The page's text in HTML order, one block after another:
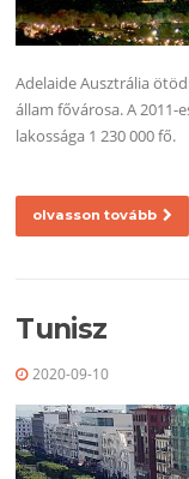
Adelaide Ausztrália
állam fővárosa. A 2011-
lakossága 1 230 000 fő.
olvasson tovább
Tunisz
2020-09-10